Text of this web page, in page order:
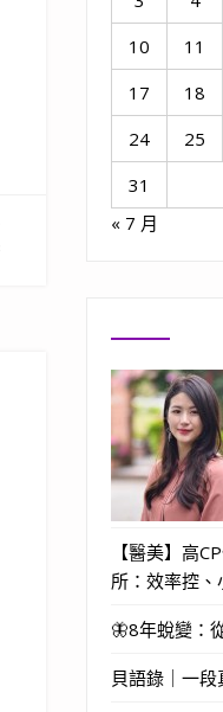
10
11
17
18
24
25
31
« 7 月
【醫美】高
所：效率控
🦋8年蛻變：
貝語錄｜一